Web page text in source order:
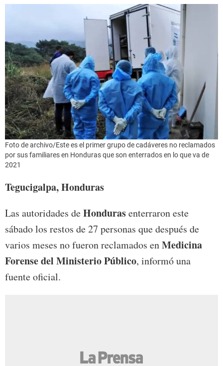
Foto de archivo/Este es el primer grupo de cadáveres no reclamados
por sus familiares en Honduras que son enterrados en lo que va de
2021
Tegucigalpa, Honduras
Las autoridades deHondurasenterraron este
sábado los restos de 27 personas que después de
varios meses no fueron reclamados enMedicina
Forense del Ministerio Público, informó una
fuente oficial.